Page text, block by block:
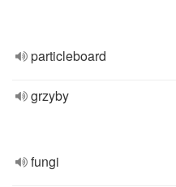
particleboard
grzyby
fungi